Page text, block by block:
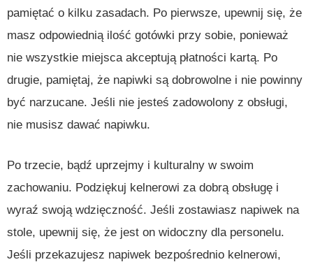
pamiętać o kilku zasadach. Po pierwsze, upewnij się, że
masz odpowiednią ilość gotówki przy sobie, ponieważ
nie wszystkie miejsca akceptują płatności kartą. Po
drugie, pamiętaj, że napiwki są dobrowolne i nie powinny
być narzucane. Jeśli nie jesteś zadowolony z obsługi,
nie musisz dawać napiwku.
Po trzecie, bądź uprzejmy i kulturalny w swoim
zachowaniu. Podziękuj kelnerowi za dobrą obsługę i
wyraź swoją wdzięczność. Jeśli zostawiasz napiwek na
stole, upewnij się, że jest on widoczny dla personelu.
Jeśli przekazujesz napiwek bezpośrednio kelnerowi,